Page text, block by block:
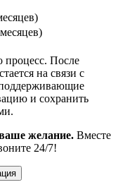
процесс. После
на связи с
и сохранить
желание. Вместе
24/7!